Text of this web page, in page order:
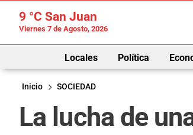
9 °C San Juan
Viernes 7 de Agosto, 2026
Locales Política
Inicio
SOCIEDAD
La lucha de